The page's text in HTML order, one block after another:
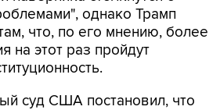
однако Трамп
что, по его мнению, более
на этот раз пройдут
суд США постановил, что